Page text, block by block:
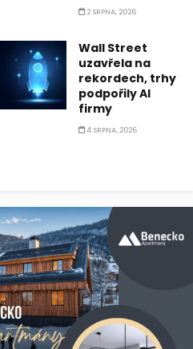
2 SRPNA, 2026
Wall Street
uzavřela na
rekordech, trhy
podpořily AI
firmy
4 SRPNA, 2026